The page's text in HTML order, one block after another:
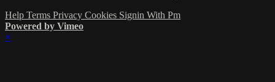
Help Terms Privacy Cookies Signin With Pm
Powered by Vimeo
×